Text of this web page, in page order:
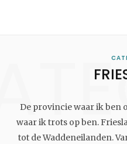
De provincie waar ik ben
waar ik trots op ben.
tot de Waddeneilanden.